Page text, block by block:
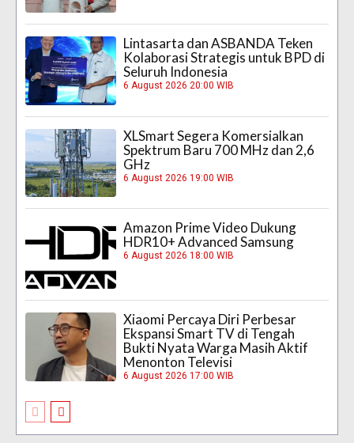
Lintasarta dan ASBANDA Teken
Kolaborasi Strategis untuk BPD di
Seluruh Indonesia
6 August 2026 20:00 WIB
XLSmart Segera Komersialkan
Spektrum Baru 700 MHz dan 2,6
GHz
6 August 2026 19:00 WIB
Amazon Prime Video Dukung
HDR10+ Advanced Samsung
6 August 2026 18:00 WIB
Xiaomi Percaya Diri Perbesar
Ekspansi Smart TV di Tengah
Bukti Nyata Warga Masih Aktif
Menonton Televisi
6 August 2026 17:00 WIB